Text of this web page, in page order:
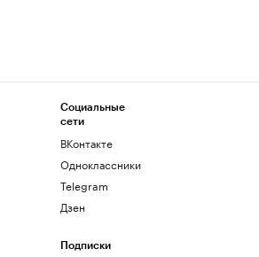
Социальные
сети
ВКонтакте
Одноклассники
Telegram
Дзен
Подписки